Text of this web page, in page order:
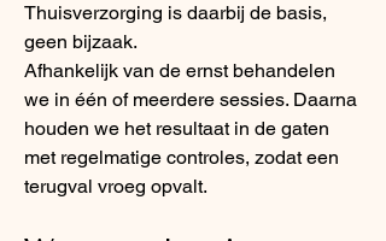
Thuisverzorging is daarbij de basis,
geen bijzaak.
Afhankelijk van de ernst behandelen
we in één of meerdere sessies. Daarna
houden we het resultaat in de gaten
met regelmatige controles, zodat een
terugval vroeg opvalt.